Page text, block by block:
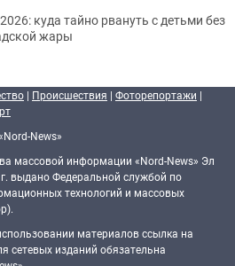
куда тайно рвануть с детьми без
жары
| Происшествия | Фоторепортажи |
News»
массовой информации «Nord-News» Эл
выдано Федеральной службой по
технологий и массовых
материалов ссылка на
сетевых изданий обязательна